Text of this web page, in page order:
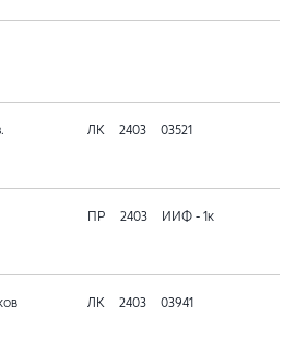
ЛК 2403 03521
ПР 2403 ИИФ - 1к
ЛК 2403 03941